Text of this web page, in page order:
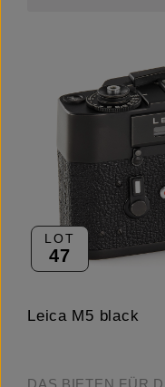
LOT
47
Leica M5 black